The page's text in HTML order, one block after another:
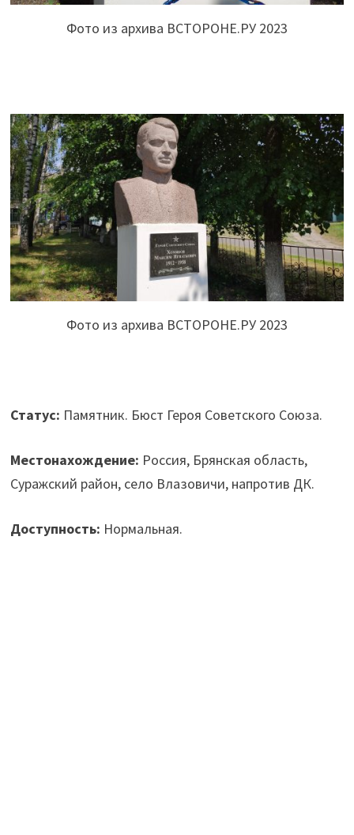
Фото из архива ВСТОРОНЕ.РУ 2023
Фото из архива ВСТОРОНЕ.РУ 2023
Статус: Памятник. Бюст Героя Советского Союза.
Местонахождение: Россия, Брянская область,
Суражский район, село Влазовичи, напротив ДК.
Доступность: Нормальная.